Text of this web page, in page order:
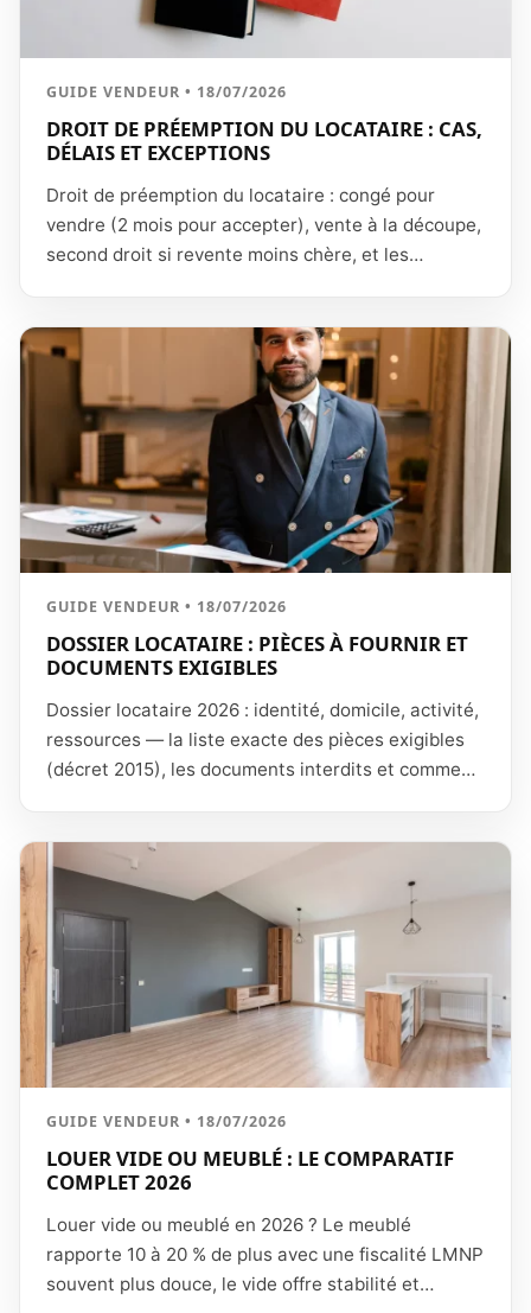
GUIDE VENDEUR • 18/07/2026
DROIT DE PRÉEMPTION DU LOCATAIRE : CAS,
DÉLAIS ET EXCEPTIONS
Droit de préemption du locataire : congé pour
vendre (2 mois pour accepter), vente à la découpe,
second droit si revente moins chère, et les
GUIDE VENDEUR • 18/07/2026
DOSSIER LOCATAIRE : PIÈCES À FOURNIR ET
DOCUMENTS EXIGIBLES
Dossier locataire 2026 : identité, domicile, activité,
ressources — la liste exacte des pièces exigibles
(décret 2015), les documents interdits et comment
GUIDE VENDEUR • 18/07/2026
LOUER VIDE OU MEUBLÉ : LE COMPARATIF
COMPLET 2026
Louer vide ou meublé en 2026 ? Le meublé
rapporte 10 à 20 % de plus avec une fiscalité LMNP
souvent plus douce, le vide offre stabilité et